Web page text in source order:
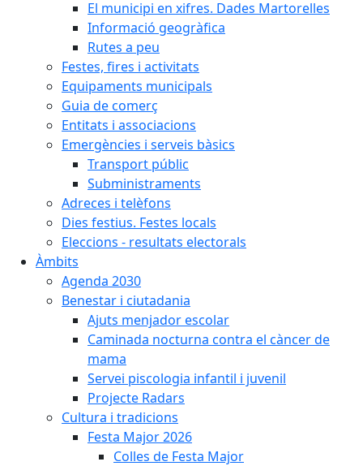
El municipi en xifres. Dades Martorelles
Informació geogràfica
Rutes a peu
Festes, fires i activitats
Equipaments municipals
Guia de comerç
Entitats i associacions
Emergències i serveis bàsics
Transport públic
Subministraments
Adreces i telèfons
Dies festius. Festes locals
Eleccions - resultats electorals
Àmbits
Agenda 2030
Benestar i ciutadania
Ajuts menjador escolar
Caminada nocturna contra el càncer de
mama
Servei piscologia infantil i juvenil
Projecte Radars
Cultura i tradicions
Festa Major 2026
Colles de Festa Major